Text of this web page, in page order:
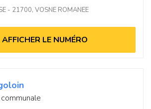
- 21700, VOSNE ROMANEE
AFFICHER LE NUMÉRO